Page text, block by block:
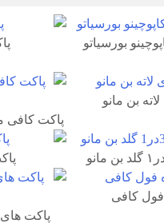
بورسیاتو
بن مانو
پاکت کافی
کافی
پاکت